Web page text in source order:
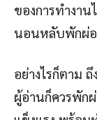
ของการทำงาน
นอนหลับพักผ่อ
อย่างไรก็ตาม
ผู้อ่านก็ควรพัก